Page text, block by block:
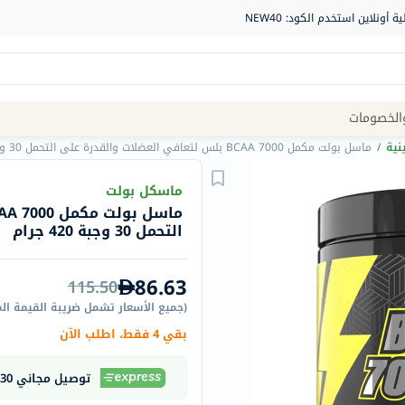
Navigation
الصيدلية
الماركات
Humantara
carroten
betadine
/ ماسل بولت مكمل BCAA 7000 بلس لتعافي العضلات والقدرة على التحمل 30 وجبة 420 جرام
ماسكل بولت
التحمل 30 وجبة 420 جرام
86.63
115.50
(جميع الأسعار تشمل ضريبة القيمة
بقي 4 فقط، اطلب الآن
توصيل مجاني 30 دقيقة